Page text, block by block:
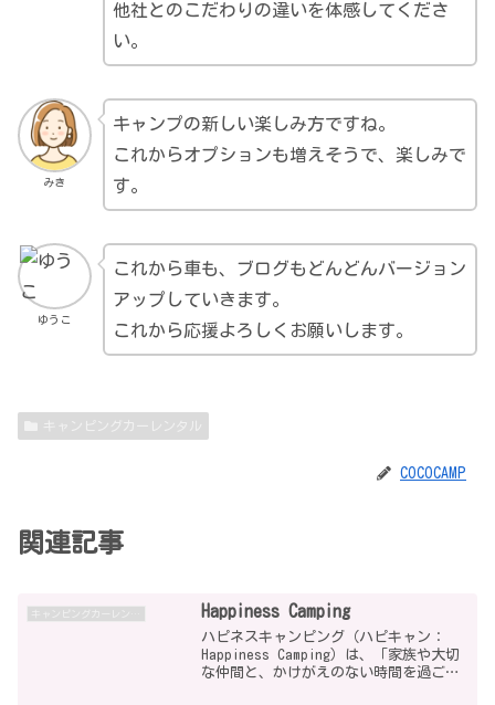
他社とのこだわりの違いを体感してくださ
い。
みき
キャンプの新しい楽しみ方ですね。
これからオプションも増えそうで、楽しみで
す。
ゆうこ
これから車も、ブログもどんどんバージョン
アップしていきます。
これから応援よろしくお願いします。
COCOCAMP
関連記事
Happiness Camping
ハピネスキャンピング（ハピキャン：
Happiness Camping）は、「家族や大切
な仲間と、かけがえのない時間を過ごし